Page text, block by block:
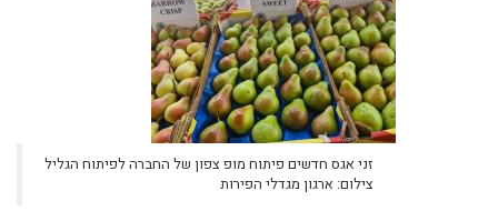
זני אגס חדשים פיתוח מופ צפון של החברה לפיתוח הגליל
צילום: ארגון מגדלי הפירות